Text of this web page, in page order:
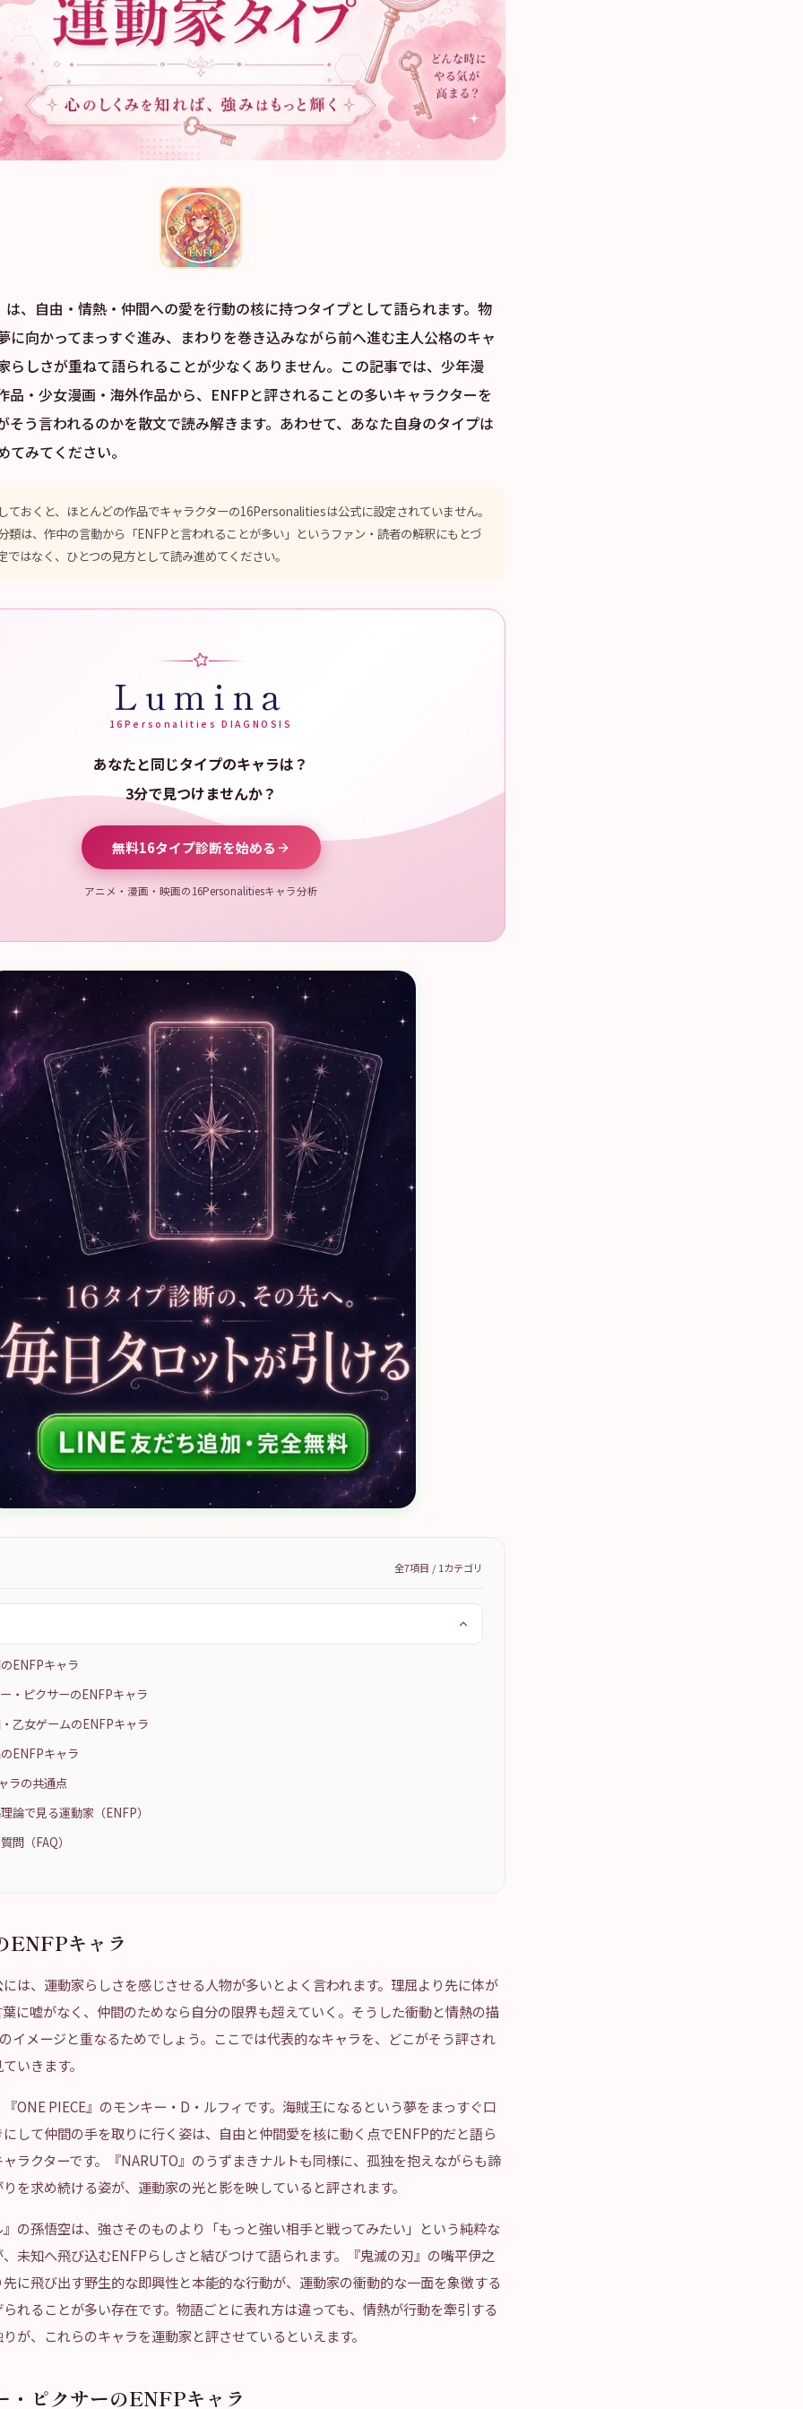
、自由・情熱・仲間への愛を行動の核に持つタイプとして語られます。物
に向かってまっすぐ進み、まわりを巻き込みながら前へ進む主人公格のキャ
らしさが重ねて語られることが少なくありません。この記事では、少年漫
品・少女漫画・海外作品から、ENFPと評されることの多いキャラクターを
そう言われるのかを散文で読み解きます。あわせて、あなた自身のタイプは
てみてください。
ておくと、ほとんどの作品でキャラクターの16Personalitiesは公式に設定されていません。
類は、作中の言動から「ENFPと言われることが多い」というファン・読者の解釈にもとづ
ではなく、ひとつの見方として読み進めてください。
Lumina
16Personalities DIAGNOSIS
あなたと同じタイプのキャラは？
3分で見つけませんか？
無料16タイプ診断を始める
アニメ・漫画・映画の16Personalitiesキャラ分析
全7項目 / 1カテゴリ
ENFPキャラ
・ピクサーのENFPキャラ
乙女ゲームのENFPキャラ
ENFPキャラ
ラの共通点
論で見る運動家（ENFP）
問（FAQ）
ENFPキャラ
は、運動家らしさを感じさせる人物が多いとよく言われます。理屈より先に体が
に嘘がなく、仲間のためなら自分の限界も超えていく。そうした衝動と情熱の描
イメージと重なるためでしょう。ここでは代表的なキャラを、どこがそう評され
いきます。
ONE PIECE』のモンキー・D・ルフィです。海賊王になるという夢をまっすぐ口
して仲間の手を取りに行く姿は、自由と仲間愛を核に動く点でENFP的だと語ら
ラクターです。『NARUTO』のうずまきナルトも同様に、孤独を抱えながらも諦
を求め続ける姿が、運動家の光と影を映していると評されます。
の孫悟空は、強さそのものより「もっと強い相手と戦ってみたい」という純粋な
未知へ飛び込むENFPらしさと結びつけて語られます。『鬼滅の刃』の嘴平伊之
に飛び出す野生的な即興性と本能的な行動が、運動家の衝動的な一面を象徴する
れることが多い存在です。物語ごとに表れ方は違っても、情熱が行動を牽引する
が、これらのキャラを運動家と評させているといえます。
・ピクサーのENFPキャラ